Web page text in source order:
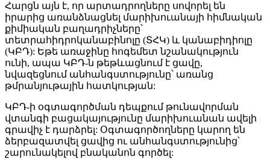
Հարցն այն է, որ արտադրողները սովորել են
իրարից առանձնացնել մարիխուանայի հիմնական
քիմիական բաղադրիչները՝
տետրահիդրոկանաբինոլը (ՏՀԿ) և կանաբիդիոլը
(ԿԲԴ): Եթե առաջինը հոգեմետ նշանակություն
ունի, ապա ԿԲԴ-ն թեթևացնում է ցավը,
նվազեցնում անհանգստությունը՝ առանց
թմրանյութային հատկության:
ԿԲԴ-ի օգտագործման դեպքում թունավորման
վտանգի բացակայությունը մարիխուանան ավելի
գրավիչ է դարձրել: Օգտագործողները կարող են
ձերբազատվել ցավից ու անհանգստությունից՝
շարունակելով բնականոն գործել: